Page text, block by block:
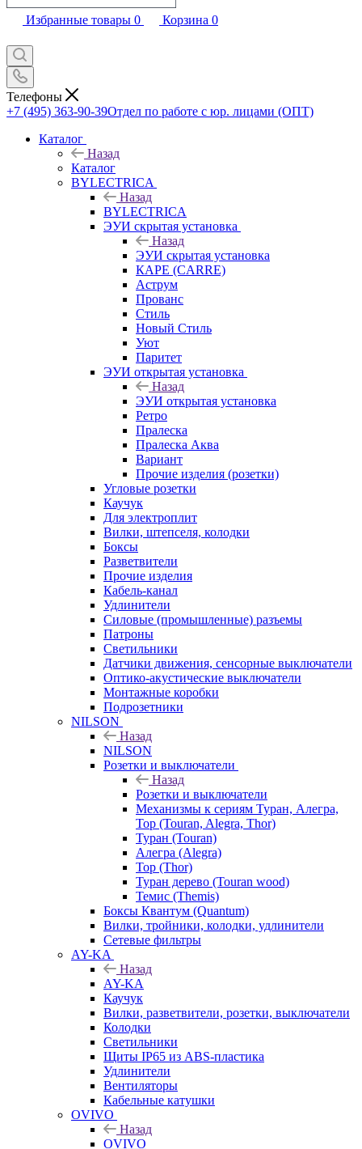
Избранные товары 0 Корзина 0
Телефоны
+7 (495) 363-90-39Отдел по работе с юр. лицами (ОПТ)
Каталог
Назад
Каталог
BYLECTRICA
Назад
BYLECTRICA
ЭУИ скрытая установка
Назад
ЭУИ скрытая установка
КАРЕ (CARRE)
Аструм
Прованс
Стиль
Новый Стиль
Уют
Паритет
ЭУИ открытая установка
Назад
ЭУИ открытая установка
Ретро
Пралеска
Пралеска Аква
Вариант
Прочие изделия (розетки)
Угловые розетки
Каучук
Для электроплит
Вилки, штепселя, колодки
Боксы
Разветвители
Прочие изделия
Кабель-канал
Удлинители
Силовые (промышленные) разъемы
Патроны
Светильники
Датчики движения, сенсорные выключатели
Оптико-акустические выключатели
Монтажные коробки
Подрозетники
NILSON
Назад
NILSON
Розетки и выключатели
Назад
Розетки и выключатели
Механизмы к сериям Туран, Алегра,
Тор (Touran, Alegra, Thor)
Туран (Touran)
Алегра (Alegra)
Тор (Thor)
Туран дерево (Touran wood)
Темис (Themis)
Боксы Квантум (Quantum)
Вилки, тройники, колодки, удлинители
Сетевые фильтры
AY-KA
Назад
AY-KA
Каучук
Вилки, разветвители, розетки, выключатели
Колодки
Светильники
Щиты IP65 из ABS-пластика
Удлинители
Вентиляторы
Кабельные катушки
OVIVO
Назад
OVIVO